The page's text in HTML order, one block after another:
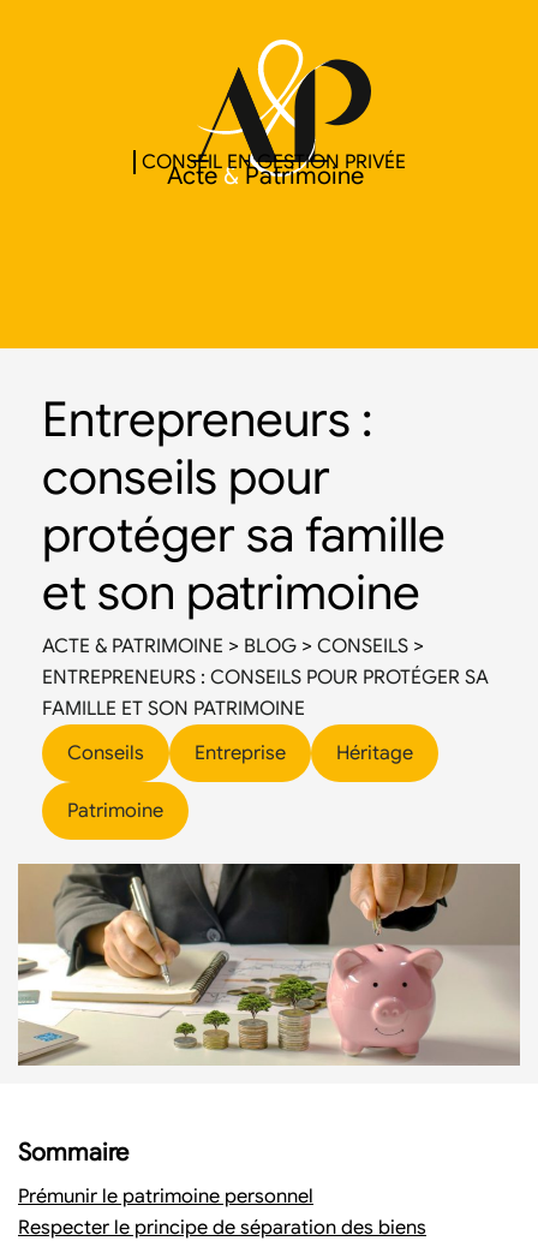
Acte&Patrimoine
CONSEIL EN GESTION PRIVÉE
Entrepreneurs :
conseils pour
protéger sa famille
et son patrimoine
ACTE & PATRIMOINE > BLOG > CONSEILS >
ENTREPRENEURS : CONSEILS POUR PROTÉGER SA
FAMILLE ET SON PATRIMOINE
Conseils
Entreprise Héritage
Patrimoine
Sommaire
Prémunir le patrimoine personnel
Respecter le principe de séparation des biens